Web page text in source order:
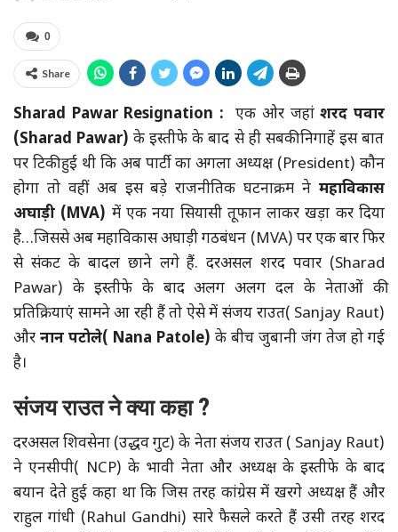
0
Share
Sharad Pawar Resignation : एक ओर जहांशरद पवार
(Sharad Pawar) के इस्तीफे के बाद से ही सबकी निगाहें इस बात
पर टिकी हुई थी कि अब पार्टी का अगला अध्यक्ष (President) कौन
होगा तो वहीं अब इस बड़े राजनीतिक घटनाक्रम ने महाविकास
अघाड़ी (MVA) में एक नया सियासी तूफान लाकर खड़ा कर दिया
है…जिससे अब महाविकास अघाड़ी गठबंधन (MVA) पर एक बार फिर
से संकट के बादल छाने लगे हैं. दरअसल शरद पवार (Sharad
Pawar) के इस्तीफे के बाद अलग अलग दल के नेताओं की
प्रतिक्रियाएं सामने आ रही हैं तो ऐसे में संजय राउत( Sanjay Raut)
और नान पटोले( Nana Patole) के बीच जुबानी जंग तेज हो गई
है।
संजय राउत ने क्या कहा ?
दरअसल शिवसेना (उद्धव गुट) के नेता संजय राउत ( Sanjay Raut)
ने एनसीपी( NCP) के भावी नेता और अध्यक्ष के इस्तीफे के बाद
बयान देते हुई कहा था कि जिस तरह कांग्रेस में खरगे अध्यक्ष हैं और
राहुल गांधी (Rahul Gandhi) सारे फैसले करते हैं उसी तरह शरद